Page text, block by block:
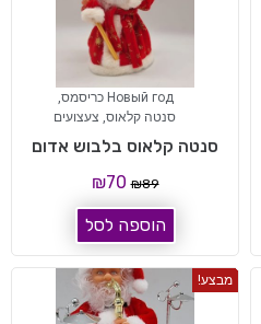
Новый год כריסמס
,
סנטה קלאוס, צעצועים
סנטה קלאוס בלבוש אדום
₪89
₪70
הוספה לסל
מבצע!